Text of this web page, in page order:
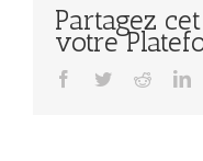
Partagez
votre
Facebook
TwitterReddit